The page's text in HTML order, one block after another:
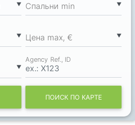
▼ ▼
Спальни min
▼ ▼
Цена max, €
▼
Agency Ref., ID
ПОИСК ПО КАРТЕ